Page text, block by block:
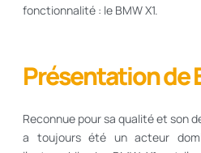
fonctionnalité : le BMW X1.
Présentation de
Reconnue pour sa qualité et son
a toujours été un acteur